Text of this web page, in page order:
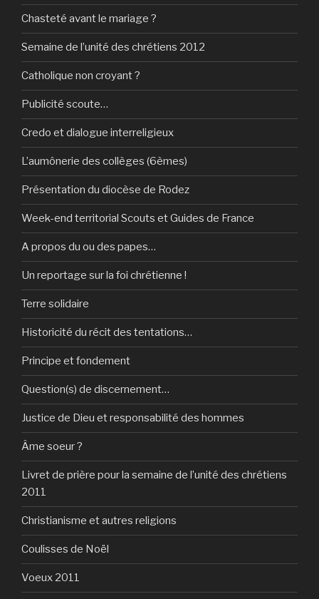
Chasteté avant le mariage ?
Semaine de l’unité des chrétiens 2012
Catholique non croyant ?
Publicité scoute…
Credo et dialogue interreligieux
L’aumônerie des collèges (6èmes)
Présentation du diocèse de Rodez
Week-end territorial Scouts et Guides de France
A propos du ou des papes…
Un reportage sur la foi chrétienne !
Terre solidaire
Historicité du récit des tentations…
Principe et fondement
Question(s) de discernement…
Justice de Dieu et responsabilité des hommes
Âme soeur ?
Livret de prière pour la semaine de l’unité des chrétiens
2011
Christianisme et autres religions
Coulisses de Noël
Voeux 2011